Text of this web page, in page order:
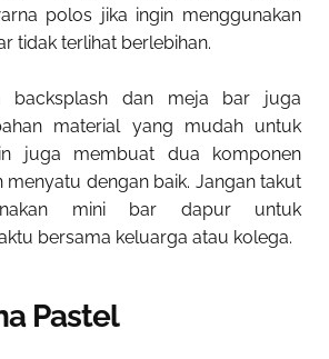
polos jika ingin menggunakan
tidak terlihat berlebihan.
backsplash dan meja bar juga
material yang mudah untuk
juga membuat dua komponen
menyatu dengan baik. Jangan takut
mini bar dapur untuk
bersama keluarga atau kolega.
Pastel